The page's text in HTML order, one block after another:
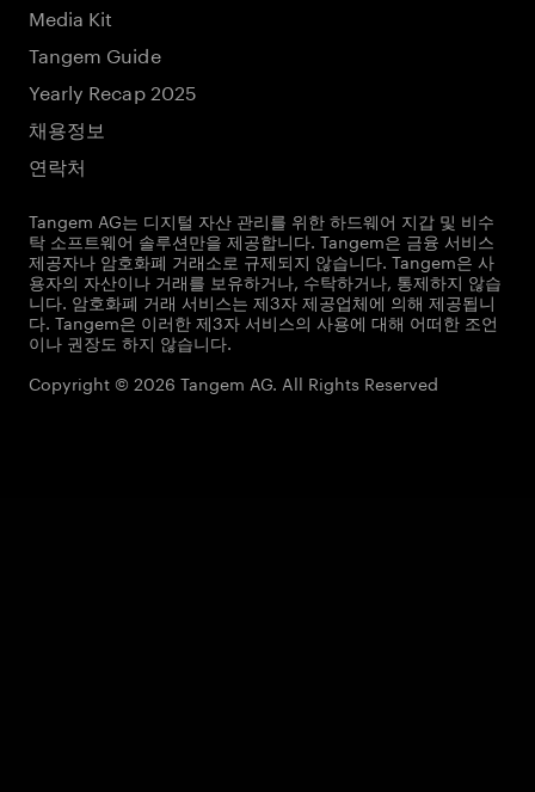
Media Kit
Tangem Guide
Yearly Recap 2025
채용정보
연락처
Tangem AG는 디지털 자산 관리를 위한 하드웨어 지갑 및 비수
탁 소프트웨어 솔루션만을 제공합니다. Tangem은 금융 서비스
제공자나 암호화폐 거래소로 규제되지 않습니다. Tangem은 사
용자의 자산이나 거래를 보유하거나, 수탁하거나, 통제하지 않습
니다. 암호화폐 거래 서비스는 제3자 제공업체에 의해 제공됩니
다. Tangem은 이러한 제3자 서비스의 사용에 대해 어떠한 조언
이나 권장도 하지 않습니다.